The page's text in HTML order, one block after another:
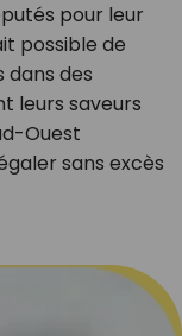
pour leur
possible de
des
leurs saveurs
Ouest
sans excès